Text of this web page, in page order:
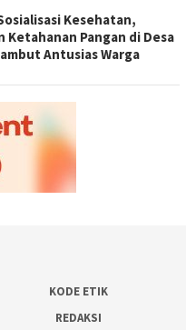
Kesehatan,
Ketahanan Pangan di Desa
Antusias Warga
KODE ETIK
REDAKSI